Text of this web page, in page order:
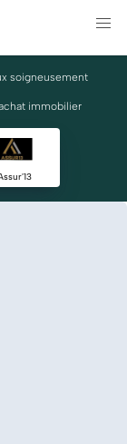
soigneusement
immobilier